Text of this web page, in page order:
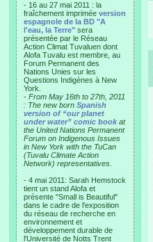
- 16 au 27 mai 2011 : la
fraîchement imprimée version
espagnole de la BD "A
l'eau, la Terre" sera
présentée par le Réseau
Action Climat Tuvaluen dont
Alofa Tuvalu est membre, au
Forum Permanent des
Nations Unies sur les
Questions Indigènes à New
York.
- From May 16th to 27th, 2011
: The new born Spanish
version of “our planet
under water” comic book at
the United Nations Permanent
Forum on Indigenous Issues
in New York with the TuCan
(Tuvalu Climate Action
Network) representatives.
- 4 mai 2011: Sarah Hemstock
tient un stand Alofa et
présente "Small is Beautiful"
dans le cadre de l'exposition
du réseau de recherche en
environnement et
développement durable de
l'Université de Notts Trent